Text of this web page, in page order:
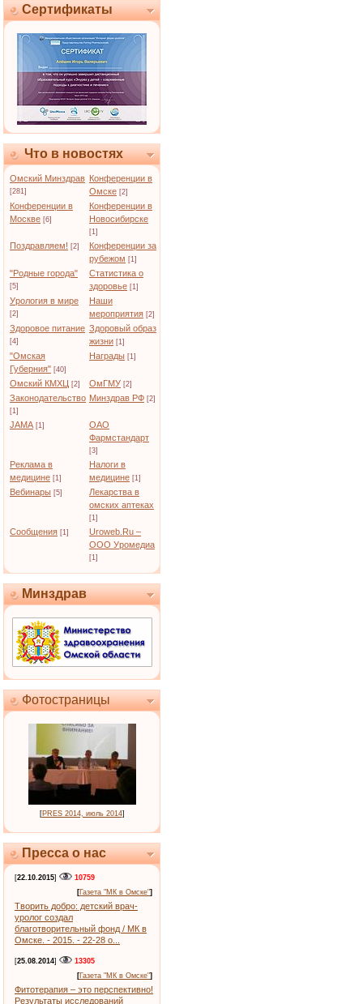
Сертификаты
Что в новостях
Омский Минздрав
[281]
Конференции в
Омске [2]
Конференции в
Москве [6]
Конференции в
Новосибирске
[1]
Поздравляем! [2]
Конференции за
рубежом [1]
"Родные города"
[5]
Статистика о
здоровье [1]
Урология в мире
[2]
Наши
мероприятия [2]
Здоровое питание
[4]
Здоровый образ
жизни [1]
"Омская
Губерния" [40]
Награды [1]
Омский КМХЦ [2] ОмГМУ [2]
Законодательство
[1]
Минздрав РФ [2]
JAMA [1]
ОАО
Фармстандарт
[3]
Реклама в
медицине [1]
Налоги в
медицине [1]
Вебинары [5]
Лекарства в
омских аптеках
[1]
Сообщения [1]
Uroweb.Ru –
ООО Уромедиа
[1]
Минздрав
Фотостраницы
[PRES 2014, июль 2014]
Пресса о нас
[22.10.2015]
10759
[Газета "МК в Омске"]
Творить добро: детский врач-
уролог создал
благотворительный фонд / МК в
Омске. - 2015. - 22-28 о...
[25.08.2014]
13305
[Газета "МК в Омске"]
Фитотерапия – это перспективно!
Результаты исследований